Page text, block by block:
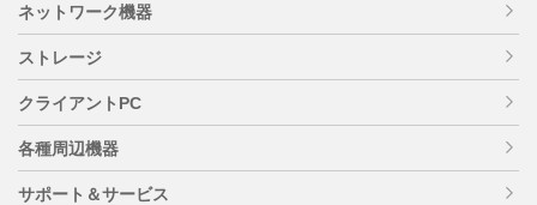
ネットワーク機器
ストレージ
クライアントPC
各種周辺機器
サポート＆サービス